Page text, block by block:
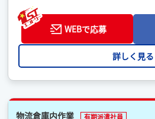
WEBで応募
詳しく見る
物流倉庫内作業 有期派遣社員